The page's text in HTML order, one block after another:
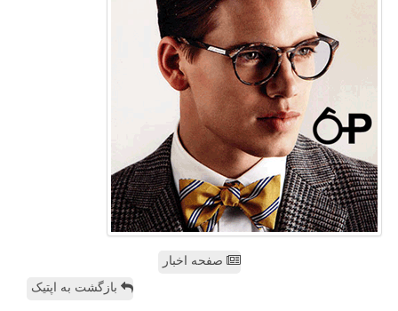
صفحه اخبار
بازگشت به اپتیک